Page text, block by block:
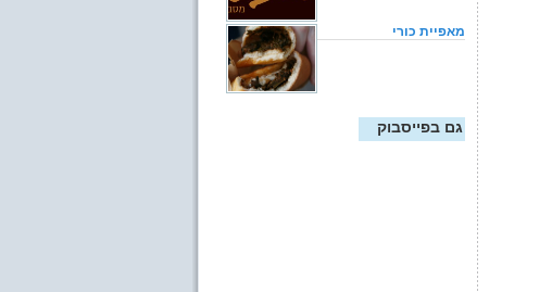
מאפיית כורי
גם בפייסבוק